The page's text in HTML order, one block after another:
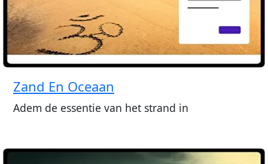
Zand En Oceaan
Adem de essentie van het strand in